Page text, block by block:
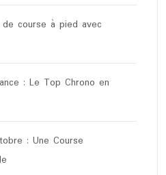
course à pied avec
: Le Top Chrono en
: Une Course